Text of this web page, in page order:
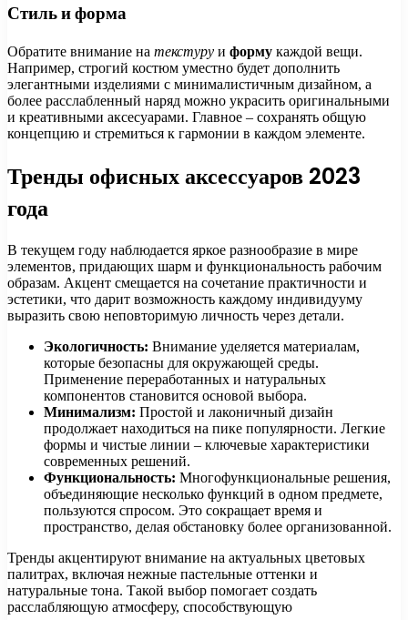
Стиль и форма
Обратите внимание на текстуру и форму каждой вещи.
Например, строгий костюм уместно будет дополнить
элегантными изделиями с минималистичным дизайном, а
более расслабленный наряд можно украсить оригинальными
и креативными аксесуарами. Главное – сохранять общую
концепцию и стремиться к гармонии в каждом элементе.
Тренды офисных аксессуаров 2023
года
В текущем году наблюдается яркое разнообразие в мире
элементов, придающих шарм и функциональность рабочим
образам. Акцент смещается на сочетание практичности и
эстетики, что дарит возможность каждому индивидууму
выразить свою неповторимую личность через детали.
Экологичность: Внимание уделяется материалам,
которые безопасны для окружающей среды.
Применение переработанных и натуральных
компонентов становится основой выбора.
Минимализм: Простой и лаконичный дизайн
продолжает находиться на пике популярности. Легкие
формы и чистые линии – ключевые характеристики
современных решений.
Функциональность: Многофункциональные решения,
объединяющие несколько функций в одном предмете,
пользуются спросом. Это сокращает время и
пространство, делая обстановку более организованной.
Тренды акцентируют внимание на актуальных цветовых
палитрах, включая нежные пастельные оттенки и
натуральные тона. Такой выбор помогает создать
расслабляющую атмосферу, способствующую